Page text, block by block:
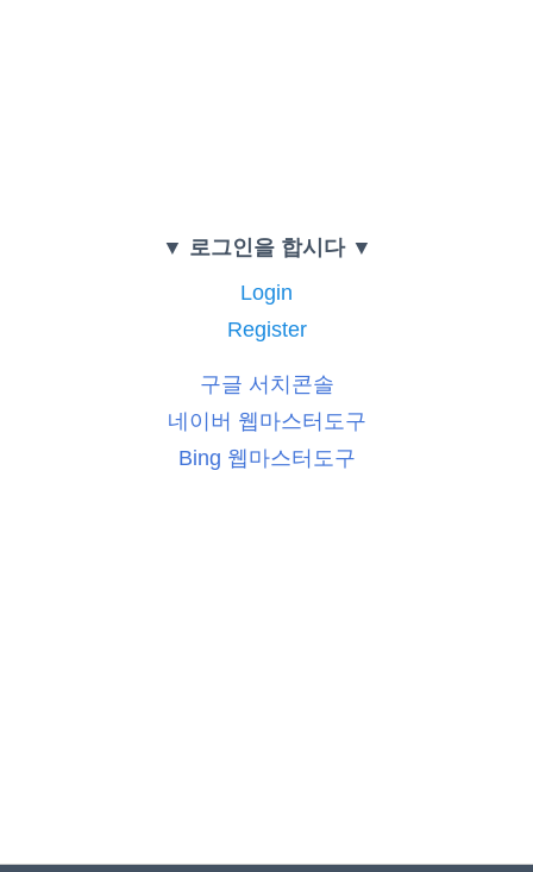
▼ 로그인을 합시다 ▼
Login
Register
구글 서치콘솔
네이버 웹마스터도구
Bing 웹마스터도구